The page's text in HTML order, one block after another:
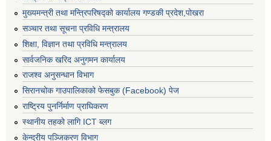
मुख्यमन्त्री तथा मन्त्रिपरिषद्को कार्यालय गण्डकी प्रदेश,पोखरा
सञ्‍चार तथा सूचना प्रविधि मन्त्रालय
शिक्षा, विज्ञान तथा प्रविधि मन्त्रालय
सार्वजनिक खरिद अनुगमन कार्यालय
राजश्व अनुसन्धान विभाग
सिरानचोक गाउपालिकाको फेसबुक (Facebook) पेज
राष्ट्रिय पुनर्निर्माण प्राघिकरण
स्थानीय तहको लागि ICT ब्लग
केन्द्रीय पञ्जिकरण विभाग